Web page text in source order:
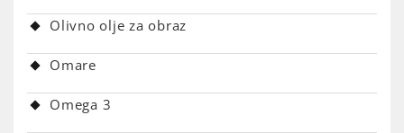
Olivno olje za obraz
Omare
Omega 3